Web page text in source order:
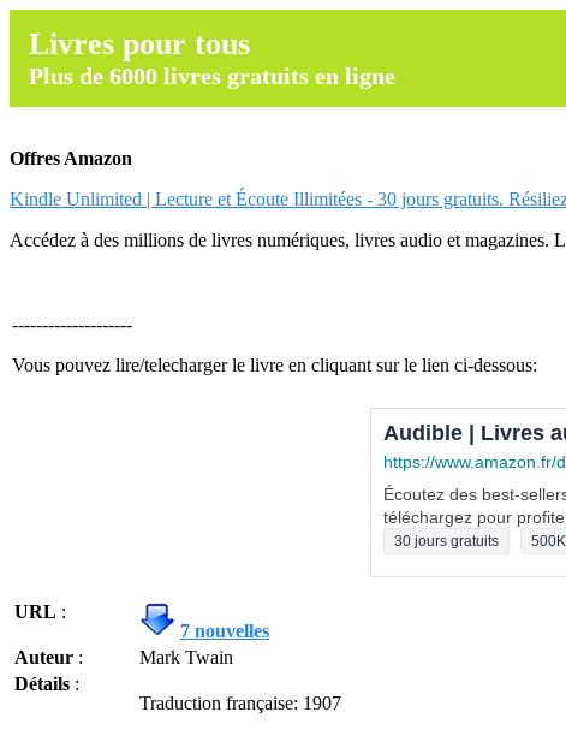
Livres pour tous
Plus de 6000 livres gratuits en ligne
Offres Amazon
Kindle Unlimited | Lecture et Écoute Illimitées - 30 jours gratuits.
Accédez à des millions de livres numériques, livres audio et magazines.
--------------------
Vous pouvez lire/telecharger le livre en cliquant sur le lien ci-dessous:
Audible | Livres
https://www.amazon.fr/
Écoutez des best-
téléchargez pour
30 jours gratuits
URL :
7 nouvelles
Auteur :
Mark Twain
Détails :
Traduction française: 1907